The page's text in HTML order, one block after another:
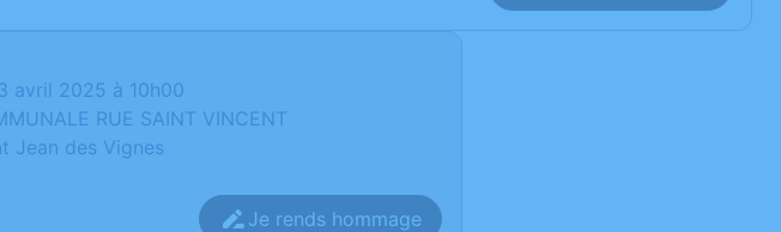
avril 2025 à 10h00
RUE SAINT VINCENT
Jean des Vignes
Je rends hommage